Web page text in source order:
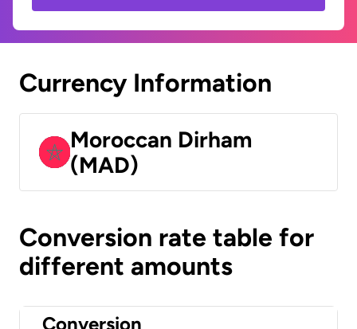
Currency Information
Moroccan Dirham
(MAD)
Conversion rate table for
different amounts
Conversion